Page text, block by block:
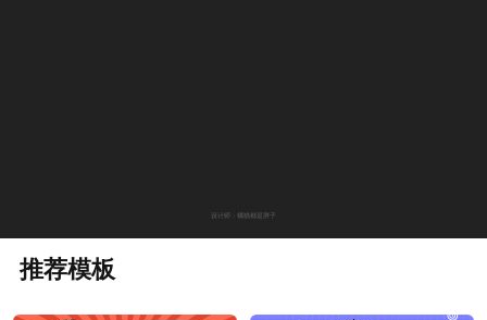
设计师：橘猫都是胖子
推荐模板